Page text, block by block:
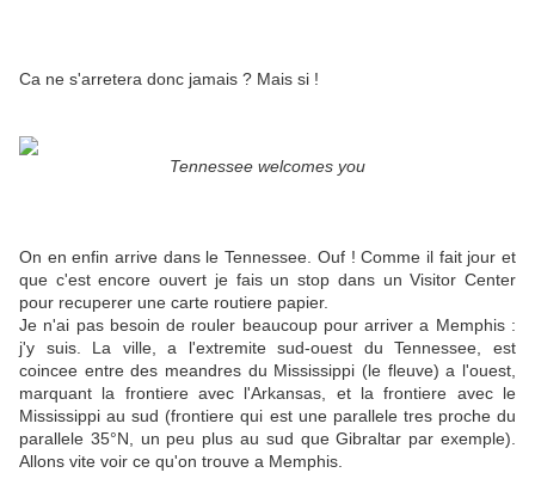
Ca ne s'arretera donc jamais ? Mais si !
Tennessee welcomes you
On en enfin arrive dans le Tennessee. Ouf ! Comme il fait jour et
que c'est encore ouvert je fais un stop dans un Visitor Center
pour recuperer une carte routiere papier.
Je n'ai pas besoin de rouler beaucoup pour arriver a Memphis :
j'y suis. La ville, a l'extremite sud-ouest du Tennessee, est
coincee entre des meandres du Mississippi (le fleuve) a l'ouest,
marquant la frontiere avec l'Arkansas, et la frontiere avec le
Mississippi au sud (frontiere qui est une parallele tres proche du
parallele 35°N, un peu plus au sud que Gibraltar par exemple).
Allons vite voir ce qu'on trouve a Memphis.